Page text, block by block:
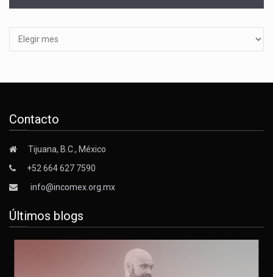
Contacto
Tijuana, B.C., México
+52 664 627 7590
info@incomex.org.mx
Últimos blogs